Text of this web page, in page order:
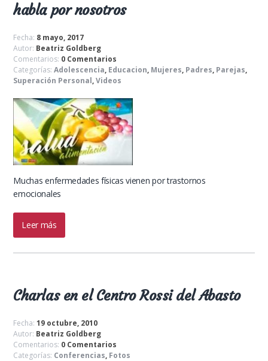
habla por nosotros
Fecha: 8 mayo, 2017
Autor: Beatriz Goldberg
Comentarios: 0 Comentarios
Categorías:Adolescencia, Educacion, Mujeres, Padres, Parejas,
Superación Personal,Videos
Muchas enfermedades físicas vienen por trastornos
emocionales
Leer más
Charlas en el Centro Rossi del Abasto
Fecha:19 octubre, 2010
Autor: Beatriz Goldberg
Comentarios: 0 Comentarios
Categorías: Conferencias, Fotos